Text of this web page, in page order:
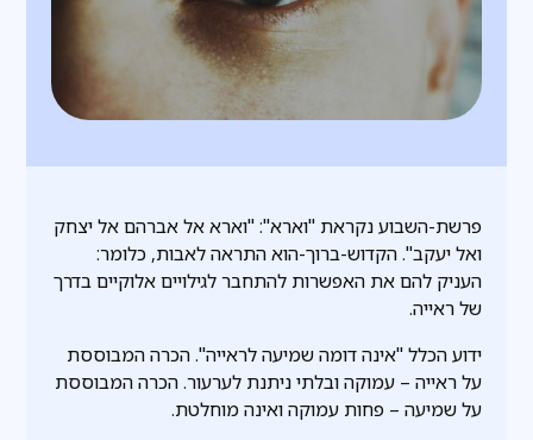
פרשת-השבוע נקראת "וארא": "וארא אל אברהם אל יצחק
ואל יעקב". הקדוש-ברוך-הוא התראה לאבות, כלומר:
העניק להם את האפשרות להתחבר לגילויים אלוקיים בדרך
של ראייה.
ידוע הכלל "אינה דומה שמיעה לראייה". הכרה המבוססת
על ראייה – עמוקה ובלתי ניתנת לערעור. הכרה המבוססת
על שמיעה – פחות עמוקה ואינה מוחלטת.